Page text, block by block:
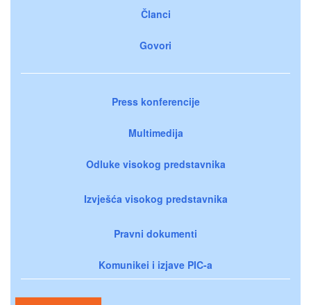
Članci
Govori
Press konferencije
Multimedija
Odluke visokog predstavnika
Izvješća visokog predstavnika
Pravni dokumenti
Komunikei i izjave PIC-a